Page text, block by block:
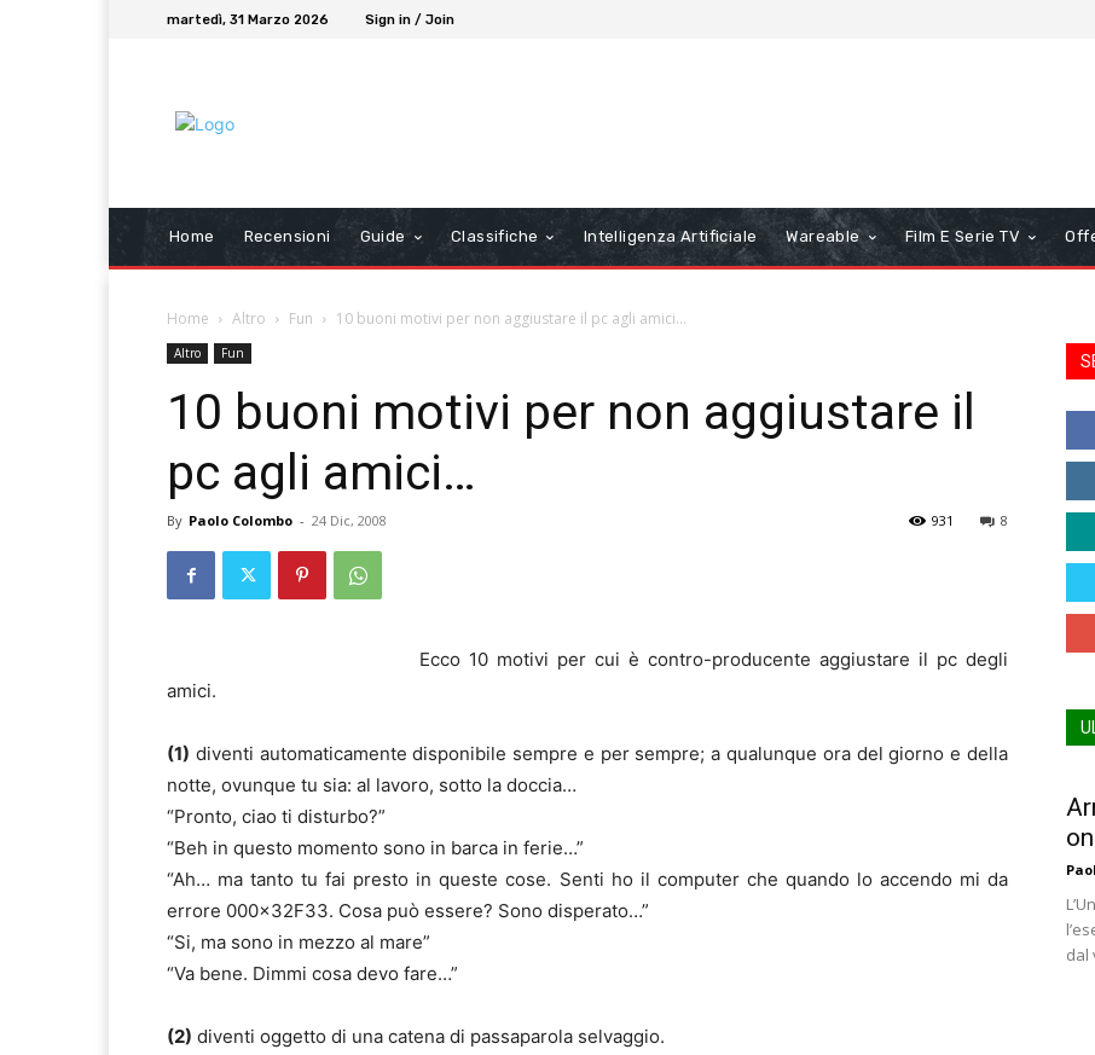
martedì, 31 Marzo 2026 Sign in / Join
Home Recensioni Guide Classifiche Intelligenza Artificiale Wareable Film E Serie TV
Home Altro Fun 10 buoni motivi per non aggiustare il pc agli amici…
Altro Fun
10 buoni motivi per non aggiustare il
pc agli amici…
By Paolo Colombo - 24 Dic, 2008 8
931
Ecco 10 motivi per cui è contro-producente aggiustare il pc degli
amici.
(1) diventi automaticamente disponibile sempre e per sempre; a qualunque ora del giorno e della
notte, ovunque tu sia: al lavoro, sotto la doccia…
“Pronto, ciao ti disturbo?”
“Beh in questo momento sono in barca in ferie…”
“Ah… ma tanto tu fai presto in queste cose. Senti ho il computer che quando lo accendo mi da
errore 000×32F33. Cosa può essere? Sono disperato…”
“Si, ma sono in mezzo al mare”
“Va bene. Dimmi cosa devo fare…”
(2) diventi oggetto di una catena di passaparola selvaggio.
dal